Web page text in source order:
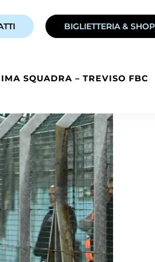
BIGLIETTERIA & SHOP
SQUADRA – TREVISO FBC